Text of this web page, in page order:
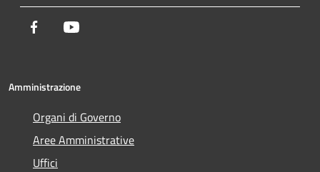
Facebook
Amministrazione
Organi di Governo
Aree Amministrative
Uffici